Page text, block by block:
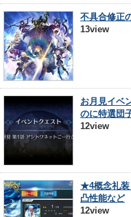
不具合修正
13view
お月見イベ
のに特選団
12view
★4概念礼装
凸性能など
12view